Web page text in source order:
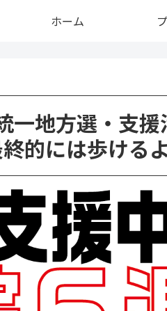
ホーム
一地方選・支
的には歩ける